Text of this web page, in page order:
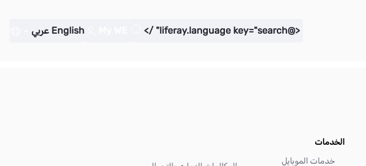
<@liferay.language key="search" />
English عربي
الخدمات
خدمات الموبايل